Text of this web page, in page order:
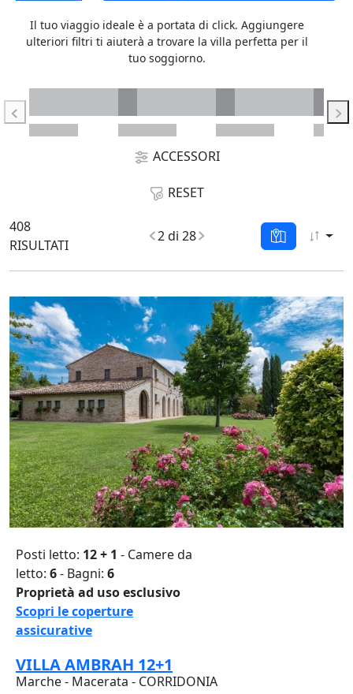
Il tuo viaggio ideale è a portata di click. Aggiungere
ulteriori filtri ti aiuterà a trovare la villa perfetta per il
tuo soggiorno.
ACCESSORI
RESET
408
RISULTATI
2 di 28
Posti letto: 12 + 1 - Camere da
letto: 6- Bagni: 6
Proprietà ad uso esclusivo
Scopri le coperture
assicurative
VILLA AMBRAH 12+1
Marche - Macerata - CORRIDONIA